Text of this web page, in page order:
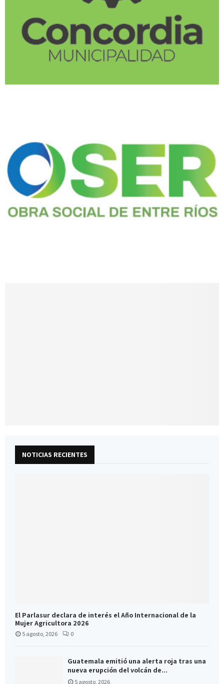
NOTICIAS RECIENTES
El Parlasur declara de interés el Año Internacional de la
Mujer Agricultora 2026
5 agosto, 2026 0
Guatemala emitió una alerta roja tras una
nueva erupción del volcán de...
5 agosto, 2026